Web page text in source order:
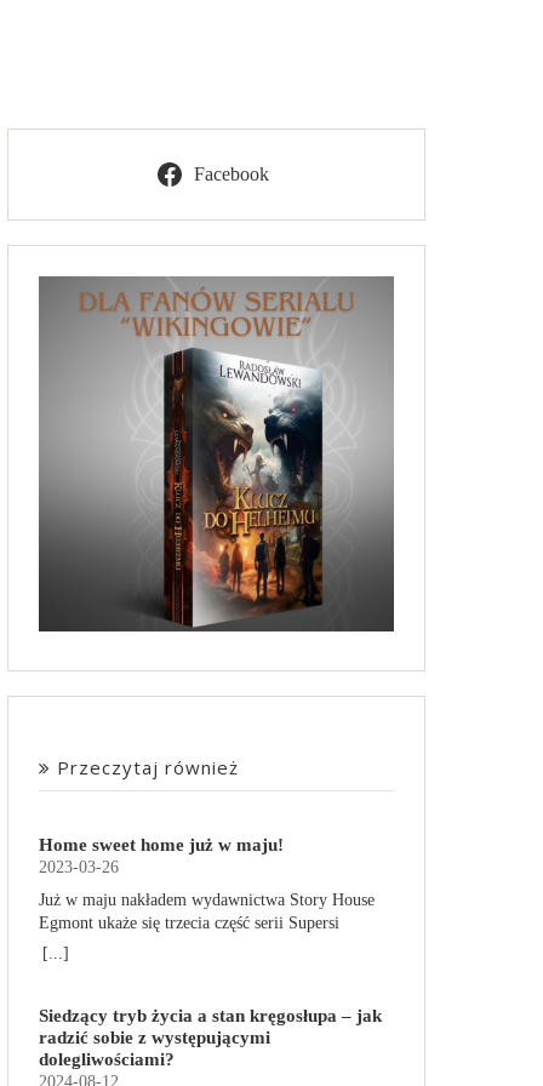
Facebook
Przeczytaj również
Home sweet home już w maju!
2023-03-26
Już w maju nakładem wydawnictwa Story House
Egmont ukaże się trzecia część serii Supersi
scenarzysty Frederic Maupome. Ten tom nosi tytuł
obdarzone supermocami i wspomagane przez
robota o imieniu Al. Są rozdarte między chęcią
prowadzenia normalnego życia wśród ludzi a
[...]
Siedzący tryb życia a stan kręgosłupa – jak
radzić sobie z występującymi
dolegliwościami?
2024-08-12